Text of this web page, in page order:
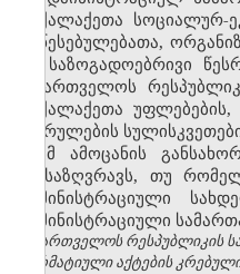
მოქალაქეთა
დაწესებულებათა,
და საზოგადოებრივი
საქართველოს
მოქალაქეთა
შესრულების
ამ ამოცანის
განსაზღვრავს, თუ
ადმინისტრაციული
ადმინისტრაციული
საქართველოს რესპუბლიკის
ნორმატიული აქტების